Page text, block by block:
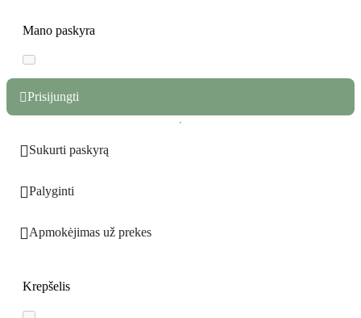
Mano paskyra
Prisijungti
Sukurti paskyrą
Palyginti
Apmokėjimas už prekes
Krepšelis